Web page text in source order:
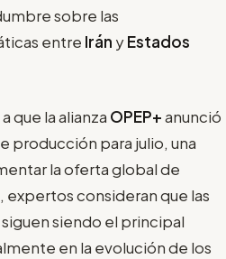
sobre las
entre Irán yEstados
que la alianza OPEP+anunció
producción para julio, una
la oferta global de
consideran que las
siendo el principal
en la evolución de los